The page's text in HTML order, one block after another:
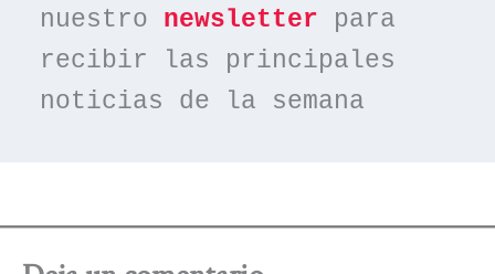
nuestro newsletter para
recibir las principales
noticias de la semana